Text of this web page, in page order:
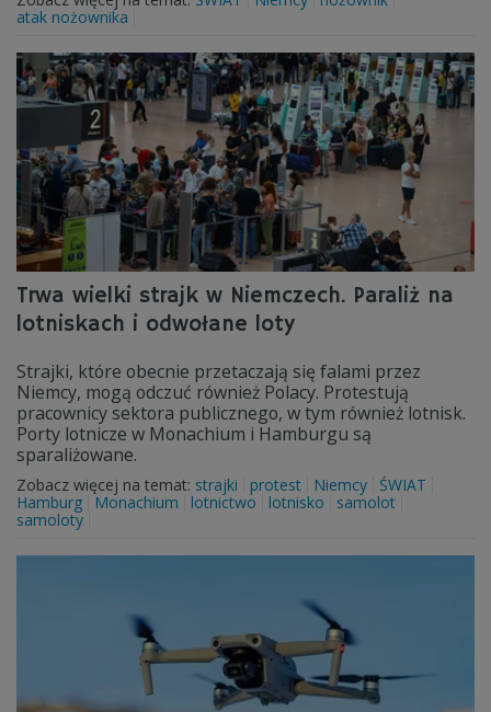
atak nożownika
Trwa wielki strajk w Niemczech. Paraliż na
lotniskach i odwołane loty
Strajki, które obecnie przetaczają się falami przez
Niemcy, mogą odczuć również Polacy. Protestują
pracownicy sektora publicznego, w tym również lotnisk.
Porty lotnicze w Monachium i Hamburgu są
sparaliżowane.
Zobacz więcej na temat: strajki protest Niemcy ŚWIAT
Hamburg
Monachium lotnictwo lotnisko
samolot
samoloty